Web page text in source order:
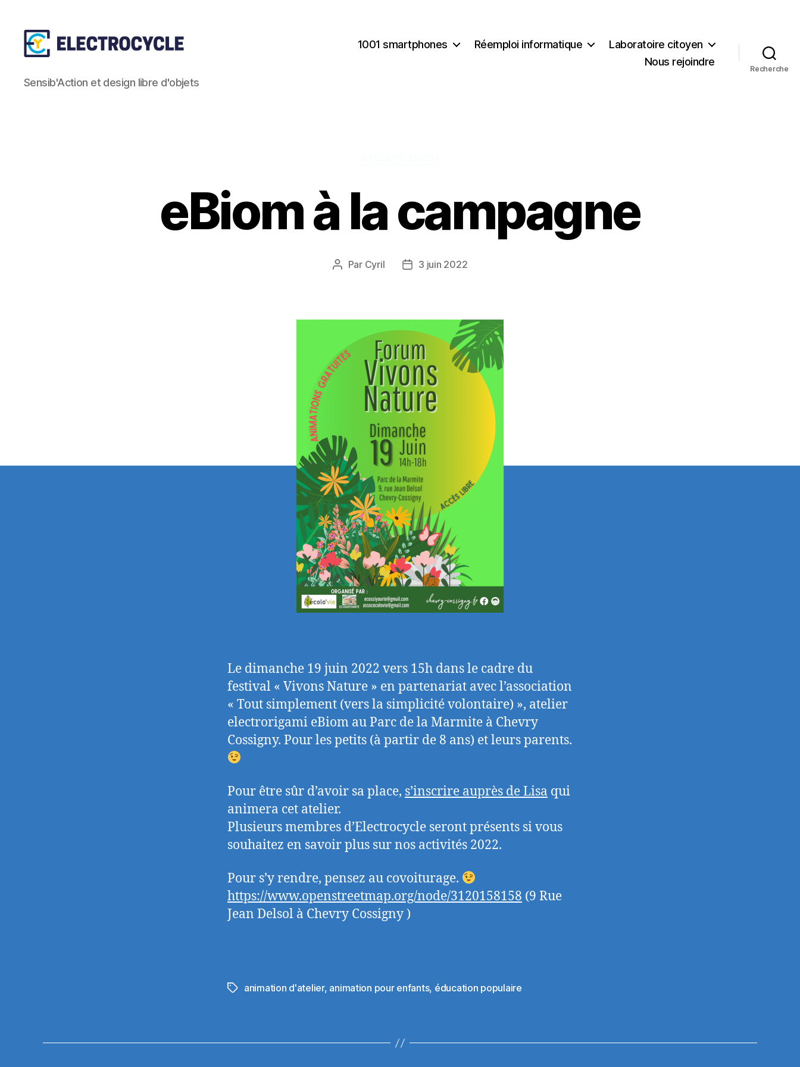
Association
Electrocycle
Sensib'Action et design libre d'objets
1001 smartphones Réemploi informatique
Laboratoire citoyen
Nous rejoindre
Recherche
eBiom à la campagne
Auteur
Par Cyril
Date3 juin 2022
Le dimanche 19 juin 2022 vers 15h dans le cadre du
festival « Vivons Nature » en partenariat avec l’association
« Tout simplement (vers la simplicité volontaire) », atelier
electrorigami eBiom au Parc de la Marmite à Chevry
Cossigny. Pour les petits (à partir de 8 ans) et leurs parents.
Pour être sûr d’avoir sa place, s’inscrire auprès de Lisa qui
animera cet atelier.
Plusieurs membres d’Electrocycle seront présents si vous
souhaitez en savoir plus sur nos activités 2022.
Pour s’y rendre, pensez au covoiturage.
https://www.openstreetmap.org/node/3120158158 (9 Rue
Jean Delsol à Chevry Cossigny )
Étiquettes
animation d'atelier, animation pour enfants, éducation populaire